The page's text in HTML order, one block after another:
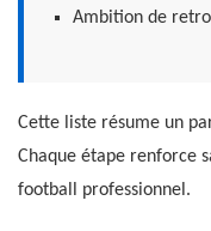
Ambition de
Cette liste résume un
Chaque étape renforce
football professionnel.